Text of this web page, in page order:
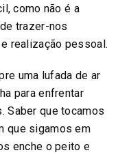
como não é a
trazer-nos
realização pessoal.
uma lufada de ar
para enfrentar
Saber que tocamos
que sigamos em
enche o peito e